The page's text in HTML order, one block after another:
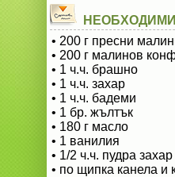
• 200 г пресни
• 200 г малинов
• 1 ч.ч. брашно
• 1 ч.ч. захар
• 1 ч.ч. бадеми
• 1 бр. жълтък
• 180 г масло
• 1 ванилия
• 1/2 ч.ч. пудра захар
• по щипка канела и